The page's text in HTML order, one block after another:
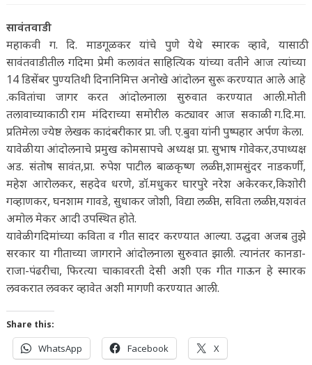
सावंतवाडी
महाकवी ग. दि. माडगूळकर यांचे पुणे येथे स्मारक व्हावे, यासाठी
सावंतवाडीतील गदिमा प्रेमी कलावंत साहित्यिक यांच्या वतीने आज त्यांच्या
14 डिसेंबर पुण्यतिथी दिनानिमित्त अनोखे आंदोलन सुरू करण्यात आले आहे
.कवितांचा जागर करत आंदोलनाला सुरुवात करण्यात आली.मोती
तलावाच्याकाठी राम मंदिराच्या समोरील कट्यावर आज सकाळी ग.दि.मा.
प्रतिमेला ज्येष्ठ लेखक कादंबरीकार प्रा. जी. ए.बुवा यांनी पुष्पहार अर्पण केला.
यावेळी या आंदोलनाचे प्रमुख कोमसापचे अध्यक्ष प्रा. सुभाष गोवेकर,उपाध्यक्ष
अड. संतोष सावंत,प्रा. रुपेश पाटील बाळकृष्ण लळीत,शामसुंदर नाडकर्णी,
महेश आरोलकर, सहदेव धरणे, डॉ.मधुकर घारपुरे नरेश अकेरकर,किशोरी
गव्हाणकर, घनशाम गावडे, सुधाकर जोशी, विद्या लळीत, सविता लळीत,यशवंत
अमोल मेकर आदी उपस्थित होते.
यावेळी गदिमांच्या कविता व गीत सादर करण्यात आल्या. उद्धवा अजब तुझे
सरकार या गीताच्या जागराने आंदोलनाला सुरुवात झाली. त्यानंतर कानडा-
राजा-पंढरीचा, फिरत्या चाकावरती देसी अशी एक गीत गाऊन हे स्मारक
लवकरात लवकर व्हावेत अशी मागणी करण्यात आली.
Share this:
WhatsApp Facebook X